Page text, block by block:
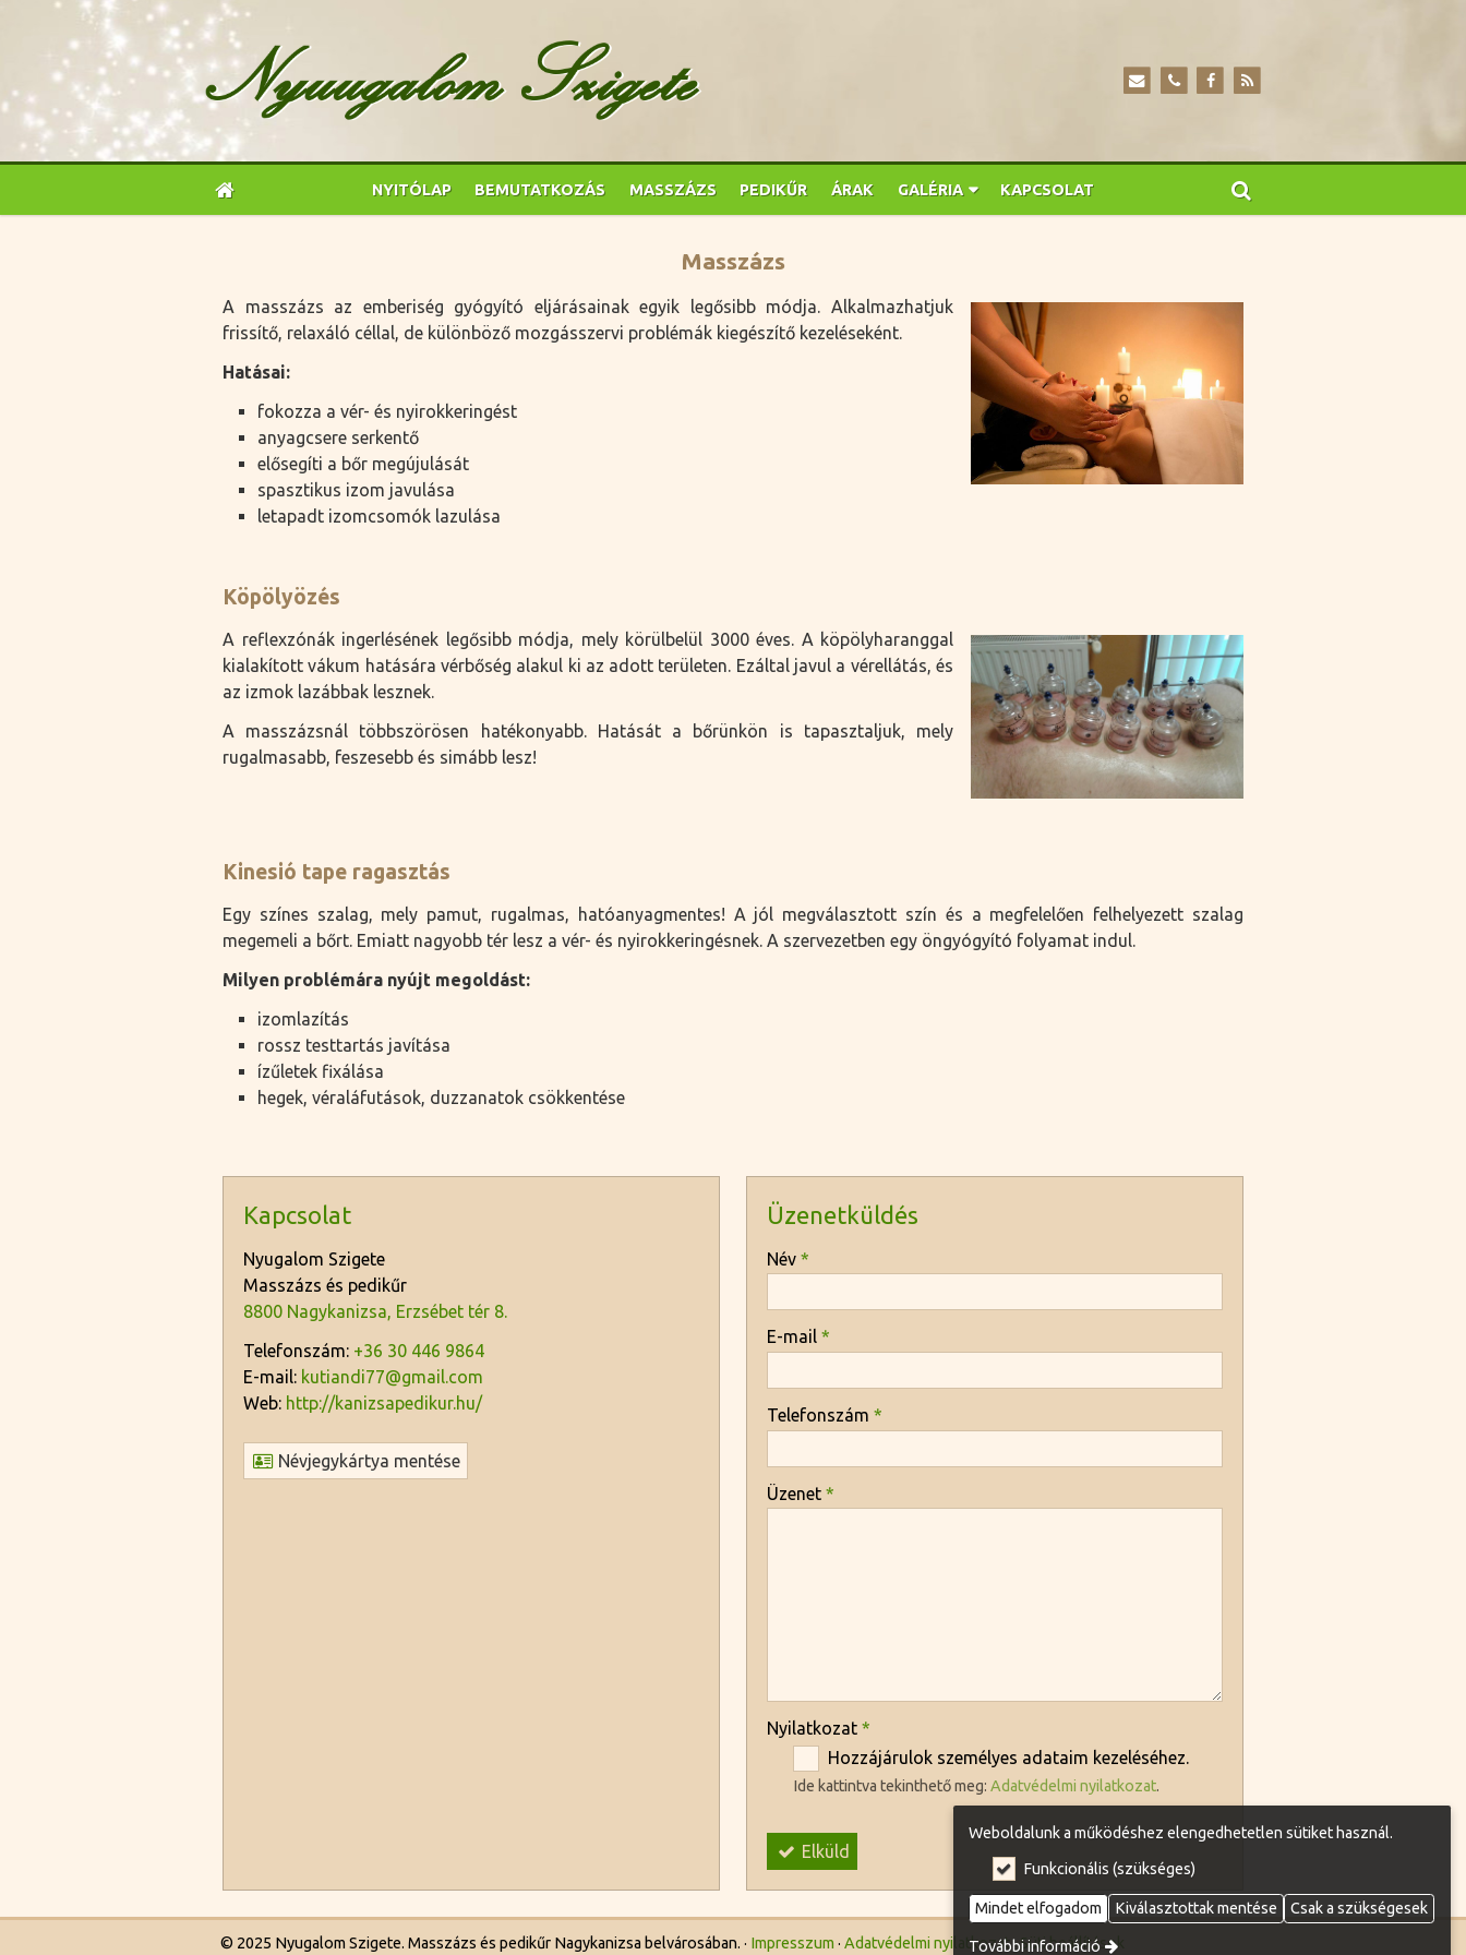
NYITÓLAP BEMUTATKOZÁS MASSZÁZS PEDIKŰR ÁRAK GALÉRIA KAPCSOLAT
Masszázs
A masszázs az emberiség gyógyító eljárásainak egyik legősibb módja. Alkalmazhatjuk
frissítő, relaxáló céllal, de különböző mozgásszervi problémák kiegészítő kezeléseként.
Hatásai:
fokozza a vér- és nyirokkeringést
anyagcsere serkentő
elősegíti a bőr megújulását
spasztikus izom javulása
letapadt izomcsomók lazulása
Köpölyözés
A reflexzónák ingerlésének legősibb módja, mely körülbelül 3000 éves. A köpölyharanggal
kialakított vákum hatására vérbőség alakul ki az adott területen. Ezáltal javul a vérellátás, és
az izmok lazábbak lesznek.
A masszázsnál többszörösen hatékonyabb. Hatását a bőrünkön is tapasztaljuk, mely
rugalmasabb, feszesebb és simább lesz!
Kinesió tape ragasztás
Egy színes szalag, mely pamut, rugalmas, hatóanyagmentes! A jól megválasztott szín és a megfelelően felhelyezett szalag
megemeli a bőrt. Emiatt nagyobb tér lesz a vér- és nyirokkeringésnek. A szervezetben egy öngyógyító folyamat indul.
Milyen problémára nyújt megoldást:
izomlazítás
rossz testtartás javítása
ízűletek fixálása
hegek, véraláfutások, duzzanatok csökkentése
Kapcsolat
Nyugalom Szigete
Masszázs és pedikűr
8800 Nagykanizsa, Erzsébet tér 8.
Telefonszám: +36 30 446 9864
E-mail: kutiandi77@gmail.com
Web: http://kanizsapedikur.hu/
Névjegykártya mentése
Üzenetküldés
-
Név *
E-mail *
Telefonszám *
Üzenet *
Nyilatkozat *
Hozzájárulok személyes adataim kezeléséhez.
Ide kattintva tekinthető meg: Adatvédelmi nyilatkozat.
Elküld
© 2025 Nyugalom Szigete. Masszázs és pedikűr Nagykanizsa belvárosában. Impresszum Adatvédelmi nyilatkozat Süti beállítások
Weboldalunk a működéshez elengedhetetlen sütiket használ.
Funkcionális (szükséges)
Mindet elfogadom Kiválasztottak mentése Csak a szükségesek
További információ